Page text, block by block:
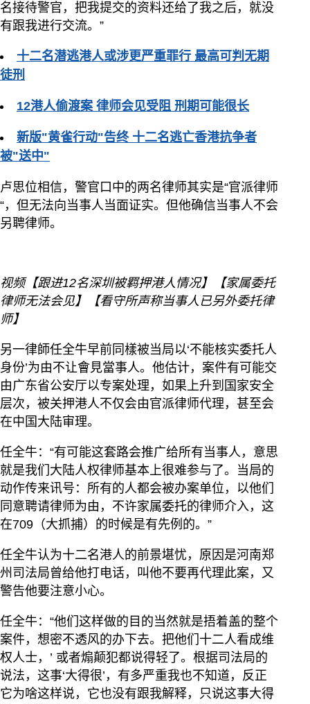
名接待警官，把我提交的资料还给了我之后，就没
有跟我进行交流。”
十二名潜逃港人或涉更严重罪行 最高可判无期
徒刑
12港人偷渡案 律师会见受阻 刑期可能很长
新版"黄雀行动"告终 十二名逃亡香港抗争者
被"送中"
卢思位相信，警官口中的两名律师其实是“官派律师
“，但无法向当事人当面证实。但他确信当事人不会
另聘律师。
视频【跟进12名深圳被羁押港人情况】【家属委托
律师无法会见】【看守所声称当事人已另外委托律
师】
另一律師任全牛早前同樣被当局以‘不能核实委托人
身份’为由不让會見當事人。他估计，案件有可能交
由广东省公安厅以专案处理，如果上升到国家安全
层次，被关押港人不仅会由官派律师代理，甚至会
在中国大陆审理。
任全牛：“有可能这套路会推广给所有当事人，意思
就是我们大陆人权律师基本上很难参与了。当局的
动作传来讯号：所有的人都会被办案单位，以他们
同意聘请律师为由，不许家属委托的律师介入，这
在709（大抓捕）的时候是有先例的。”
任全牛认为十二名港人的前景堪忧，原因是河南郑
州司法局曾给他打电话，叫他不要再代理此案，又
警告他要注意小心。
任全牛：“他们这样做的目的当然就是捂着盖的整个
案件，想密不透风的办下去。把他们十二人看成维
权人士，’ 或者煽颠犯都说得轻了。根据司法局的
说法，这事‘大得很’，有多严重我也不知道，反正
它为啥这样说，它也没有跟我解释，只说这事大得